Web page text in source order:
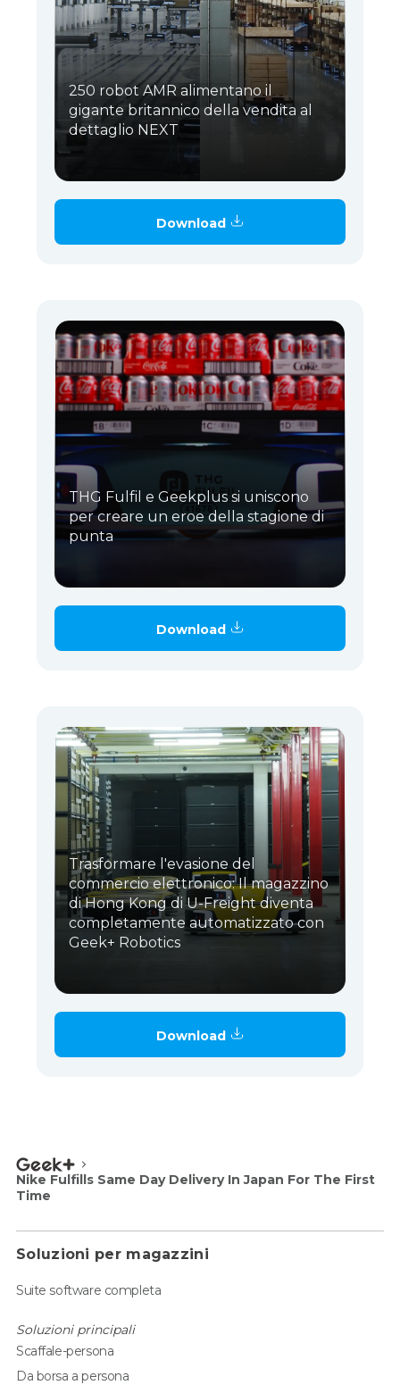
250 robot AMR alimentano il
gigante britannico della vendita al
dettaglio NEXT
Download
THG Fulfil e Geekplus si uniscono
per creare un eroe della stagione di
punta
Download
Trasformare l'evasione del
commercio elettronico: Il magazzino
di Hong Kong di U-Freight diventa
completamente automatizzato con
Geek+ Robotics
Download
Nike Fulfills Same Day Delivery In Japan For The First
Time
Soluzioni per magazzini
Suite software completa
Soluzioni principali
Scaffale-persona
Da borsa a persona